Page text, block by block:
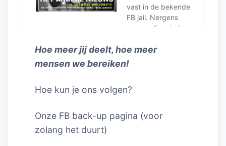
Hoe meer jij deelt, hoe meer
mensen we bereiken!
Hoe kun je ons volgen?
Onze FB back-up pagina (voor
zolang het duurt)